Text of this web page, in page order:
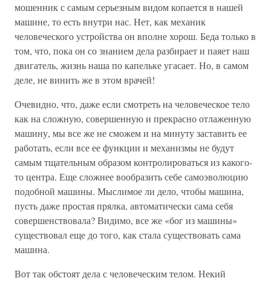
мошенник с самым серьезным видом копается в нашей
машине, то есть внутри нас. Нет, как механик
человеческого устройства он вполне хорош. Беда только в
том, что, пока он со знанием дела разбирает и паяет наш
двигатель, жизнь наша по капельке угасает. Но, в самом
деле, не винить же в этом врачей!
Очевидно, что, даже если смотреть на человеческое тело
как на сложную, совершенную и прекрасно отлаженную
машину, мы все же не сможем и на минуту заставить ее
работать, если все ее функции и механизмы не будут
самым тщательным образом контролироваться из какого-
то центра. Еще сложнее вообразить себе самоэволюцию
подобной машины. Мыслимое ли дело, чтобы машина,
пусть даже простая прялка, автоматически сама себя
совершенствовала? Видимо, все же «бог из машины»
существовал еще до того, как стала существовать сама
машина.
Вот так обстоят дела с человеческим телом. Некий